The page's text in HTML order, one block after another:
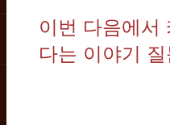
이번 다음에서
다는 이야기